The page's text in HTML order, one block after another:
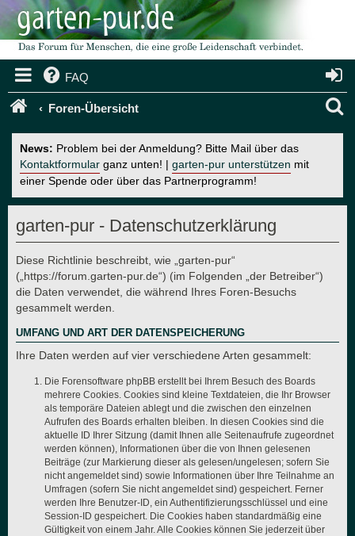
FAQ
Foren-Übersicht
News: Problem bei der Anmeldung? Bitte Mail über das
Kontaktformular ganz unten! | garten-pur unterstützen mit
einer Spende oder über das Partnerprogramm!
garten-pur - Datenschutzerklärung
Diese Richtlinie beschreibt, wie „garten-pur“
(„https://forum.garten-pur.de“) (im Folgenden „der Betreiber“)
die Daten verwendet, die während Ihres Foren-Besuchs
gesammelt werden.
UMFANG UND ART DER DATENSPEICHERUNG
Ihre Daten werden auf vier verschiedene Arten gesammelt:
Die Forensoftware phpBB erstellt bei Ihrem Besuch des Boards
mehrere Cookies. Cookies sind kleine Textdateien, die Ihr Browser
als temporäre Dateien ablegt und die zwischen den einzelnen
Aufrufen des Boards erhalten bleiben. In diesen Cookies sind die
aktuelle ID Ihrer Sitzung (damit Ihnen alle Seitenaufrufe zugeordnet
werden können), Informationen über die von Ihnen gelesenen
Beiträge (zur Markierung dieser als gelesen/ungelesen; sofern Sie
nicht angemeldet sind) sowie Informationen über Ihre Teilnahme an
Umfragen (sofern Sie nicht angemeldet sind) gespeichert. Ferner
werden Ihre Benutzer-ID, ein Authentifizierungsschlüssel und eine
Session-ID gespeichert. Die Cookies haben standardmäßig eine
Gültigkeit von einem Jahr. Alle Cookies können Sie jederzeit über